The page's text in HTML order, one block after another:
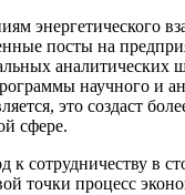
энергетического
посты на
научного и
это создаст
сфере.
сотрудничеству в
процесс